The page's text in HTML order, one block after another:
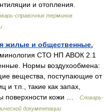
и отопления.
справочник терминов
жилые и общественные.
СТО НП АВОК 2.1
Нормы воздухообмена:
вещества, поступающие от
т.п., такие как запах,
поверхности кожи …
Словарь-
документации